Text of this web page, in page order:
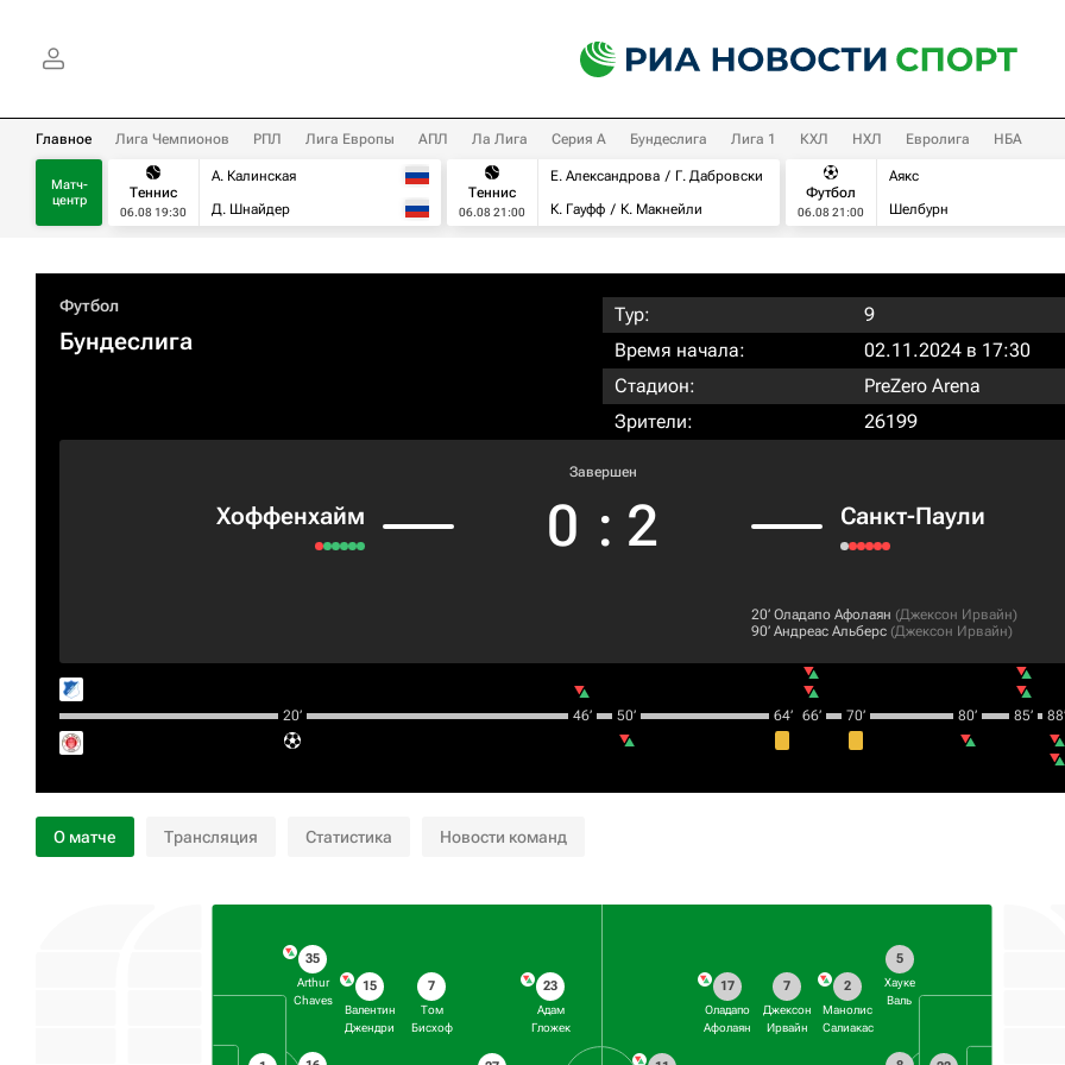
Главное Лига Чемпионов РПЛ Лига Европы АПЛ Ла Лига Серия А Бундеслига Лига 1 КХЛ НХЛ Евролига НБА
Матч-
центр
Теннис
06.08 19:30
А. Калинская
Д. Шнайдер
Теннис
06.08 21:00
Е. Александрова
Г. Дабровски
К. Гауфф
К. Макнейли
Футбол
06.08 21:00
Аякс
Шелбурн
Футбол
Бундеслига
Тур:
9
Время начала:
02.11.2024 в 17:30
Стадион:
PreZero Arena
Зрители:
26199
Хоффенхайм
Завершен
0 : 2 Санкт-Паули
20‎’‎ Оладапо Афолаян (Джексон Ирвайн)
90‎’‎ Андреас Альберс (Джексон Ирвайн)
20‎’‎ 46‎’‎ 50‎’‎ 64‎’‎ 66‎’‎ 70‎’‎ 80‎’‎ 85‎’‎ 88‎’‎
О матче Трансляция Статистика Новости команд
35
Arthur
Chaves
15
Валентин
Джендри
7
Том
Бисхоф
23
Адам
Гложек
5
Хауке
Валь
2
Манолис
Салиакас
7
Джексон
Ирвайн
17
Оладапо
Афолаян